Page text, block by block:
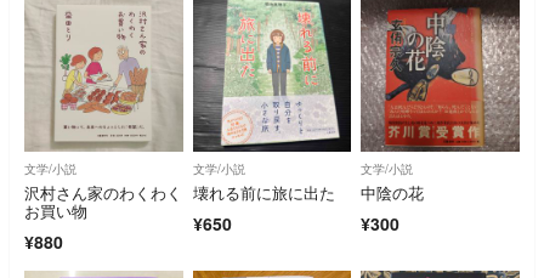
文学/小説
沢村さん家のわくわく
お買い物
¥880
文学/小説
壊れる前に旅に出た
¥650
文学/小説
中陰の花
¥300